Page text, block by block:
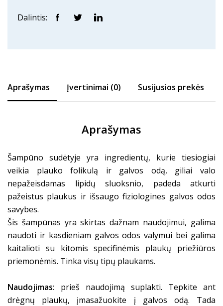
Dalintis:
Aprašymas Įvertinimai (0) Susijusios prekės
Aprašymas
Šampūno sudėtyje yra ingredientų, kurie tiesiogiai
veikia plauko folikulą ir galvos odą, giliai valo
nepažeisdamas lipidų sluoksnio, padeda atkurti
pažeistus plaukus ir išsaugo fiziologines galvos odos
savybes.
Šis šampūnas yra skirtas dažnam naudojimui, galima
naudoti ir kasdieniam galvos odos valymui bei galima
kaitalioti su kitomis specifinėmis plaukų priežiūros
priemonėmis. Tinka visų tipų plaukams.
Naudojimas: prieš naudojimą suplakti. Tepkite ant
drėgnų plaukų, įmasažuokite į galvos odą. Tada